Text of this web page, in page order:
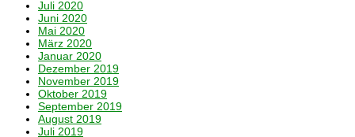
Juli 2020
Juni 2020
Mai 2020
März 2020
Januar 2020
Dezember 2019
November 2019
Oktober 2019
September 2019
August 2019
Juli 2019